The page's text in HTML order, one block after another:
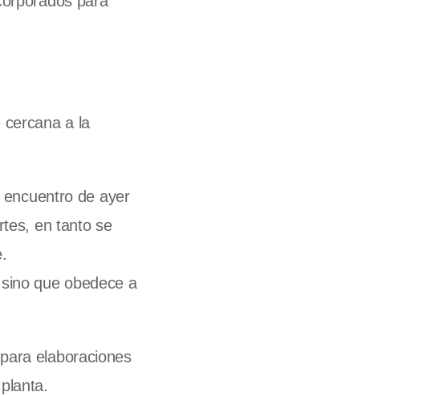
cercana a la
de ayer
en tanto se
que obedece a
elaboraciones